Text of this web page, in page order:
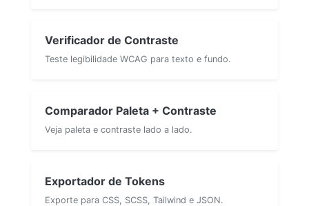
Verificador de Contraste
Teste legibilidade WCAG para texto e fundo.
Comparador Paleta + Contraste
Veja paleta e contraste lado a lado.
Exportador de Tokens
Exporte para CSS, SCSS, Tailwind e JSON.